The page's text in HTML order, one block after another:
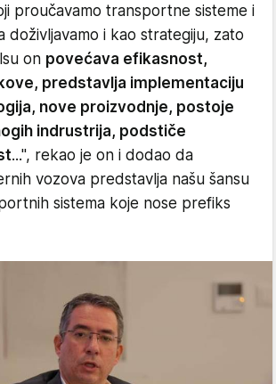
proučavamo transportne sisteme i
doživljavamo i kao strategiju, zato
on povećava efikasnost,
predstavlja implementaciju
nove proizvodnje, postoje
indrustrija, podstiče
...", rekao je on i dodao da
vozova predstavlja našu šansu
sistema koje nose prefiks